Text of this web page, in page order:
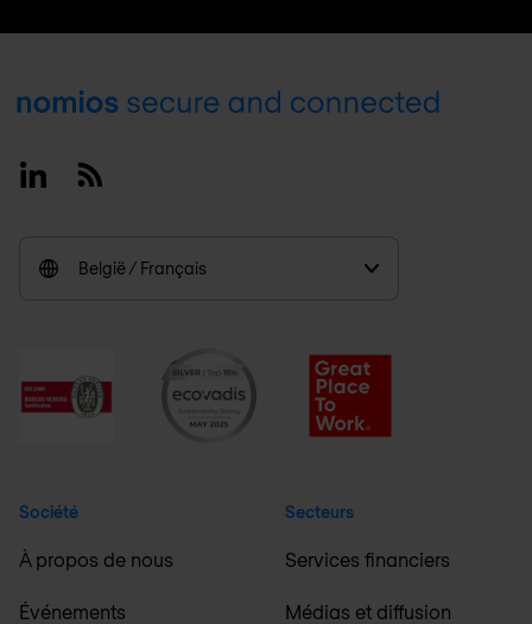
Footer
LinkedinRSS
België / Français
Société
À propos de nous
Événements
Secteurs
Services financiers
Médias et diffusion